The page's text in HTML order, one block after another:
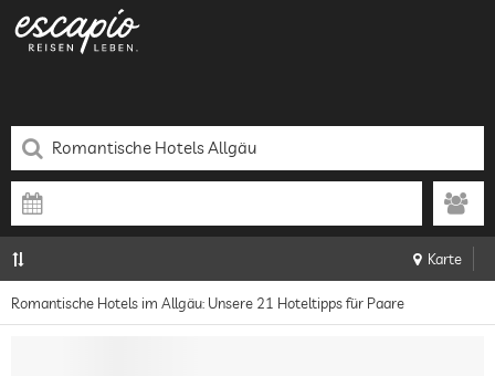
Karte
Romantische Hotels im Allgäu: Unsere 21 Hoteltipps für Paare